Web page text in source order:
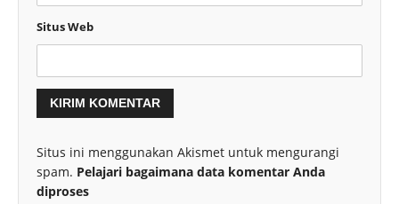
Situs Web
Situs ini menggunakan Akismet untuk mengurangi
spam. Pelajari bagaimana data komentar Anda
diproses